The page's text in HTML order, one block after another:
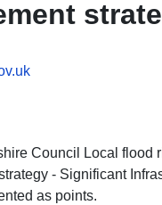
Council Local flood
- Significant
as points.